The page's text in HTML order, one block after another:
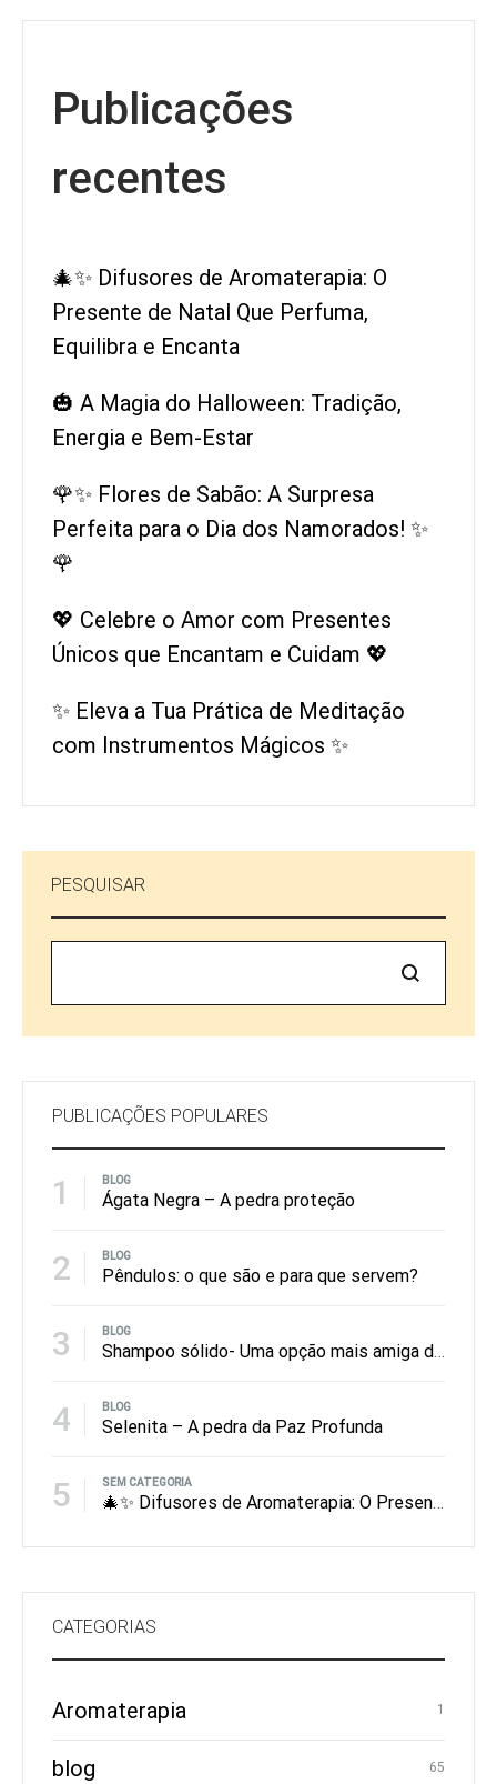
Publicações
recentes
🎄✨ Difusores de Aromaterapia: O
Presente de Natal Que Perfuma,
Equilibra e Encanta
🎃 A Magia do Halloween: Tradição,
Energia e Bem-Estar
🌹✨ Flores de Sabão: A Surpresa
Perfeita para o Dia dos Namorados! ✨
🌹
💖 Celebre o Amor com Presentes
Únicos que Encantam e Cuidam 💖
✨ Eleva a Tua Prática de Meditação
com Instrumentos Mágicos ✨
PESQUISAR
Pesquisar
PUBLICAÇÕES POPULARES
1 BLOG
Ágata Negra – A pedra proteção
2 BLOG
Pêndulos: o que são e para que servem?
3 BLOG
Shampoo sólido- Uma opção mais amiga do ambiente
4 BLOG
Selenita – A pedra da Paz Profunda
5 SEM CATEGORIA
🎄✨ Difusores de Aromaterapia: O Presente de Natal Que Perfuma, Equilibra e Encanta
CATEGORIAS
Aromaterapia 1
blog 65